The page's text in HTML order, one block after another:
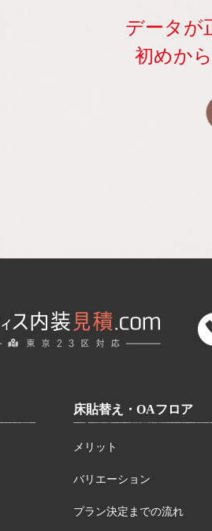
データが
初めか
床貼替え・OAフロア
メリット
バリエーション
プラン決定までの流れ